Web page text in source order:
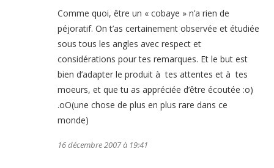
Comme quoi, être un « cobaye » n’a rien de
péjoratif. On t’as certainement observée et étudiée
sous tous les angles avec respect et
considérations pour tes remarques. Et le but est
bien d’adapter le produit à tes attentes et à tes
moeurs, et que tu as appréciée d’être écoutée :o)
.oO(une chose de plus en plus rare dans ce
monde)
16 décembre 2007 à 19:41